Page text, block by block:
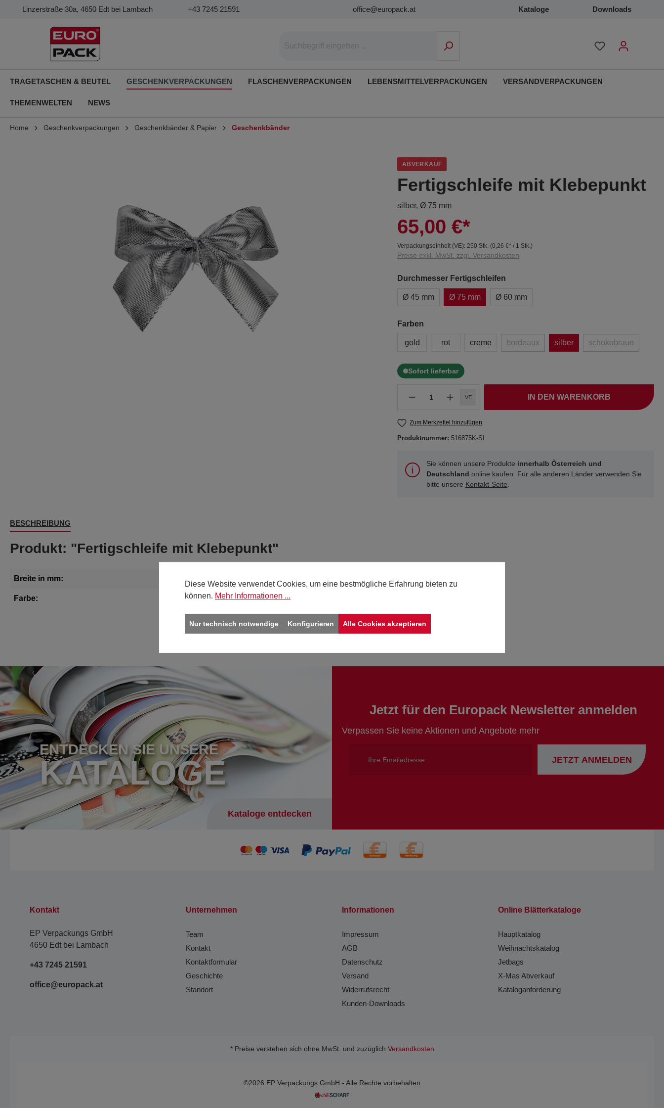
Linzerstraße 30a, 4650 Edt bei Lambach +43 7245 21591 office@europack.at Kataloge Downloads
TRAGETASCHEN & BEUTEL GESCHENKVERPACKUNGEN FLASCHENVERPACKUNGEN LEBENSMITTELVERPACKUNGEN VERSANDVERPACKUNGEN
THEMENWELTEN NEWS
Home Geschenkverpackungen Geschenkbänder & Papier Geschenkbänder
ABVERKAUF
Fertigschleife mit Klebepunkt
silber, Ø 75 mm
65,00 €*
Verpackungseinheit (VE): 250 Stk. (0,26 €* / 1 Stk.)
Preise exkl. MwSt. zzgl. Versandkosten
Durchmesser Fertigschleifen
Ø 45 mm Ø 75 mm Ø 60 mm
Farben
gold rot creme bordeaux silber schokobraun
Sofort lieferbar
VE IN DEN WARENKORB
Zum Merkzettel hinzufügen
Produktnummer: 516875K-SI
Sie können unsere Produkte innerhalb Österreich und
Deutschland online kaufen. Für alle anderen Länder verwenden Sie
bitte unsere Kontakt-Seite.
BESCHREIBUNG
Produkt: "Fertigschleife mit Klebepunkt"
Breite in mm: Ø 75
Farbe: silber
ENTDECKEN SIE UNSERE
KATALOGE
Kataloge entdecken
Jetzt für den Europack Newsletter anmelden
Verpassen Sie keine Aktionen und Angebote mehr
JETZT ANMELDEN
Kontakt
EP Verpackungs GmbH
4650 Edt bei Lambach
+43 7245 21591
office@europack.at
Unternehmen
Team
Kontakt
Kontaktformular
Geschichte
Standort
Informationen
Impressum
AGB
Datenschutz
Versand
Widerrufsrecht
Kunden-Downloads
Online Blätterkataloge
Hauptkatalog
Weihnachtskatalog
Jetbags
X-Mas Abverkauf
Kataloganforderung
* Preise verstehen sich ohne MwSt. und zuzüglich Versandkosten
©2026 EP Verpackungs GmbH - Alle Rechte vorbehalten
Diese Website verwendet Cookies, um eine bestmögliche Erfahrung bieten zu
können. Mehr Informationen ...
Nur technisch notwendige Konfigurieren Alle Cookies akzeptieren